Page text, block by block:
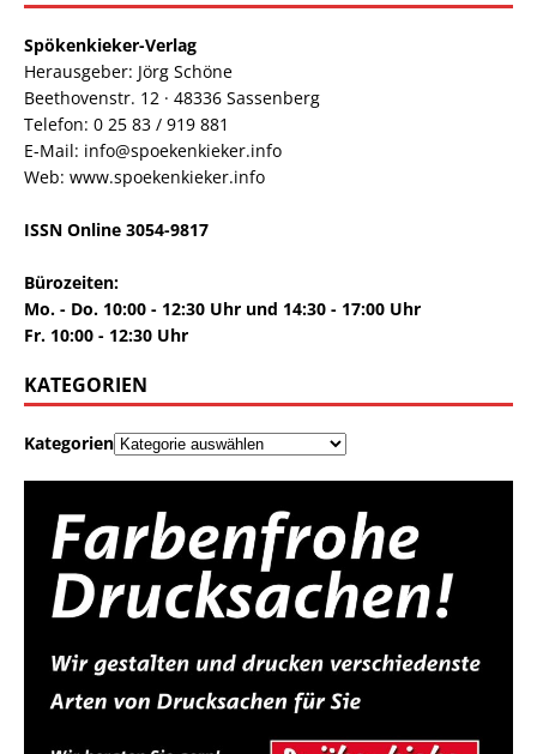
Spökenkieker-Verlag
Herausgeber: Jörg Schöne
Beethovenstr. 12 · 48336 Sassenberg
Telefon: 0 25 83 / 919 881
E-Mail: info@spoekenkieker.info
Web: www.spoekenkieker.info
ISSN Online 3054-9817
Bürozeiten:
Mo. - Do. 10:00 - 12:30 Uhr und 14:30 - 17:00 Uhr
Fr. 10:00 - 12:30 Uhr
KATEGORIEN
Kategorien